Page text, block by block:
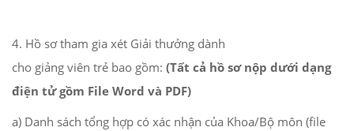
4. Hồ sơ tham gia xét Giải thưởng dành
cho giảng viên trẻ bao gồm: (Tất cả hồ sơ nộp dưới dạng
điện tử gồm File Word và PDF)
a) Danh sách tổng hợp có xác nhận của Khoa/Bộ môn (file